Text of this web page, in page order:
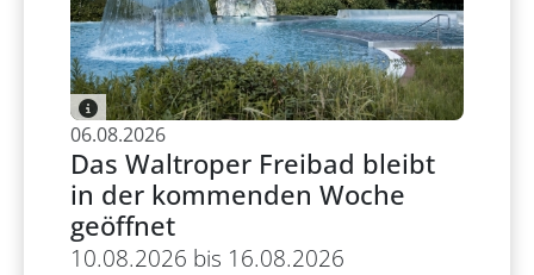
06.08.2026
Das Waltroper Freibad bleibt
in der kommenden Woche
geöffnet
10.08.2026 bis 16.08.2026